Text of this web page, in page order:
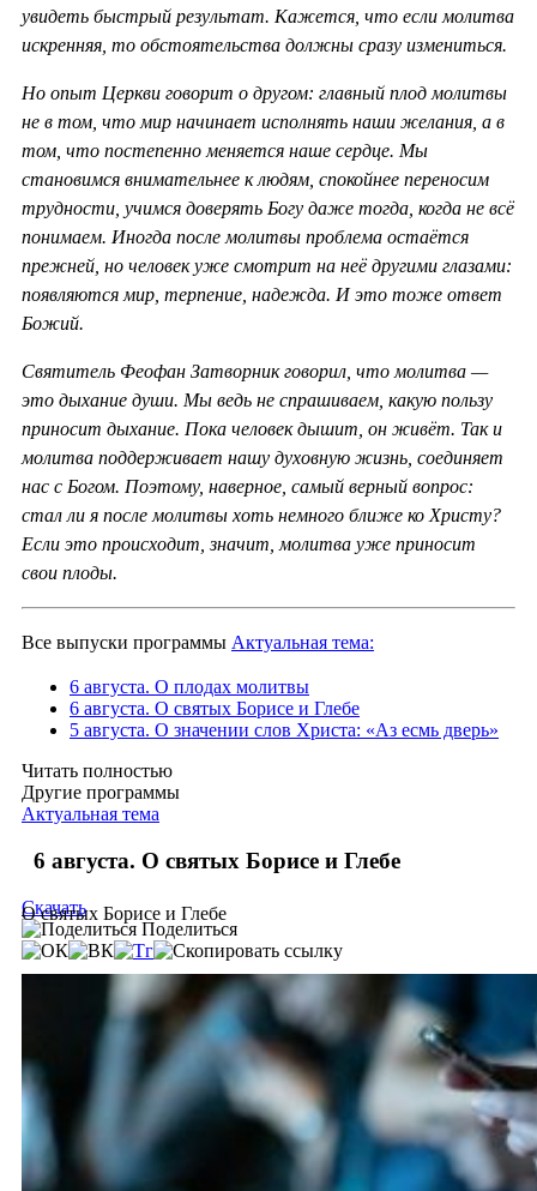
увидеть быстрый результат. Кажется, что если молитва
искренняя, то обстоятельства должны сразу измениться.
Но опыт Церкви говорит о другом: главный плод молитвы
не в том, что мир начинает исполнять наши желания, а в
том, что постепенно меняется наше сердце. Мы
становимся внимательнее к людям, спокойнее переносим
трудности, учимся доверять Богу даже тогда, когда не всё
понимаем. Иногда после молитвы проблема остаётся
прежней, но человек уже смотрит на неё другими глазами:
появляются мир, терпение, надежда. И это тоже ответ
Божий.
Святитель Феофан Затворник говорил, что молитва —
это дыхание души. Мы ведь не спрашиваем, какую пользу
приносит дыхание. Пока человек дышит, он живёт. Так и
молитва поддерживает нашу духовную жизнь, соединяет
нас с Богом. Поэтому, наверное, самый верный вопрос:
стал ли я после молитвы хоть немного ближе ко Христу?
Если это происходит, значит, молитва уже приносит
свои плоды.
Все выпуски программы Актуальная тема:
6 августа. О плодах молитвы
6 августа. О святых Борисе и Глебе
5 августа. О значении слов Христа: «Аз есмь дверь»
Читать полностью
Другие программы
Актуальная тема
6 августа. О святых Борисе и Глебе
О святых Борисе и Глебе
Скачать
Поделиться